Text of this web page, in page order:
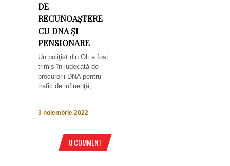
DE
RECUNOAȘTERE
CU DNA ȘI
PENSIONARE
Un poliţist din Olt a fost
trimis în judecată de
procurorii DNA pentru
trafic de influenţă,...
3 noiembrie 2022
0 COMMENT